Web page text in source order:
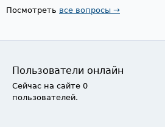
Посмотреть все вопросы →
Пользователи онлайн
Сейчас на сайте 0
пользователей.